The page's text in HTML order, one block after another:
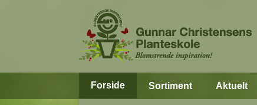
Forside Sortiment Aktuelt